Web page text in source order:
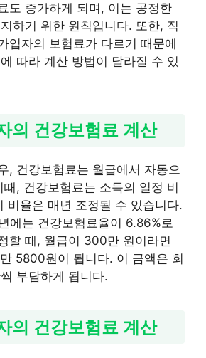
도 증가하게 되며, 이는 공정한
하기 위한 원칙입니다. 또한, 직
입자의 보험료가 다르기 때문에
따라 계산 방법이 달라질 수 있
의 건강보험료 계산
, 건강보험료는 월급에서 자동으
때, 건강보험료는 소득의 일정 비
비율은 매년 조정될 수 있습니다.
에는 건강보험료율이 6.86%로
할 때, 월급이 300만 원이라면
5800원이 됩니다. 이 금액은 회
부담하게 됩니다.
의 건강보험료 계산